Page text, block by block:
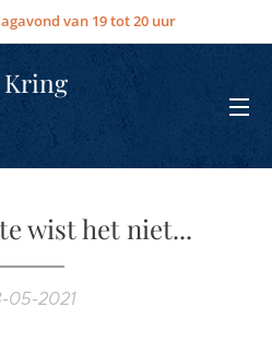
van 19 tot 20 uur
Kring
wist het niet...
05-2021